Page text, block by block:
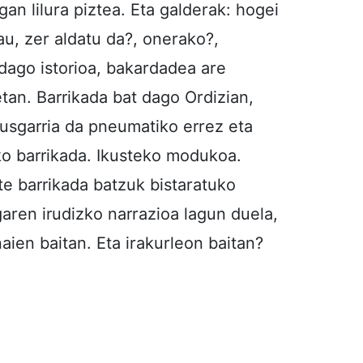
lilura piztea. Eta galderak: hogei
zer aldatu da?, onerako?,
istorioa, bakardadea are
Barrikada bat dago Ordizian,
da pneumatiko errez eta
barrikada. Ikusteko modukoa.
barrikada batzuk bistaratuko
irudizko narrazioa lagun duela,
baitan. Eta irakurleon baitan?